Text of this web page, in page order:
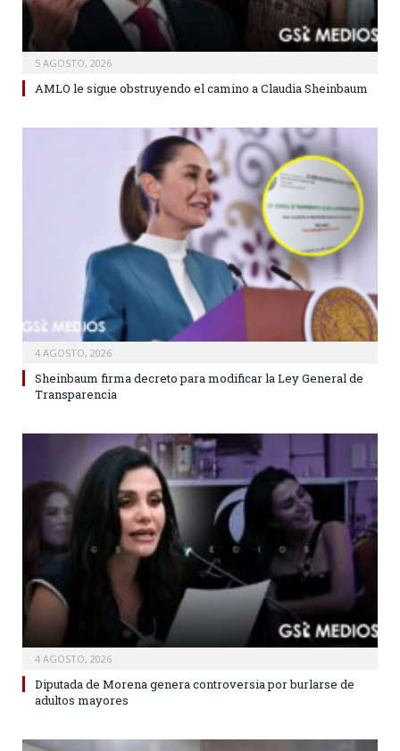
5 AGOSTO, 2026
AMLO le sigue obstruyendo el camino a Claudia Sheinbaum
4 AGOSTO, 2026
Sheinbaum firma decreto para modificar la Ley General de
Transparencia
4 AGOSTO, 2026
Diputada de Morena genera controversia por burlarse de
adultos mayores